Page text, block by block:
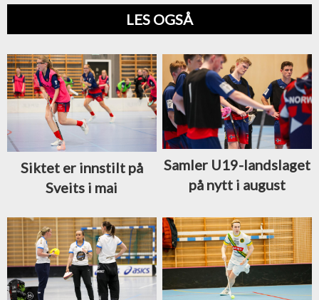
LES OGSÅ
Siktet er innstilt på
Sveits i mai
Samler U19-landslaget
på nytt i august